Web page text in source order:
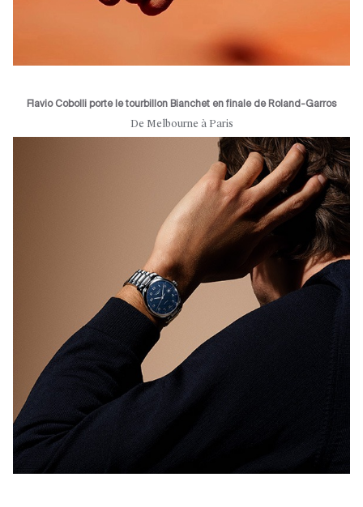
Flavio Cobolli porte le tourbillon Bianchet en finale de Roland-Garros
De Melbourne à Paris